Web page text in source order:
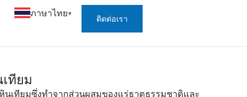
ภาษาไทย
ติดต่อเรา
ทียม
นเทียมซึ่งทำจากส่วนผสมของแร่ธาตุธรรมชาติและ